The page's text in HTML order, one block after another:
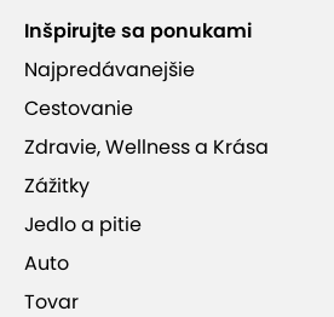
efektného vkladania textov
Kvalitná tlač na extra
FotoMagica s.r.o. má
túto ponuku
Inšpirujte sa ponukami
Najpredávanejšie
Cestovanie
Zdravie, Wellness a Krása
Zážitky
Jedlo a pitie
Auto
Tovar